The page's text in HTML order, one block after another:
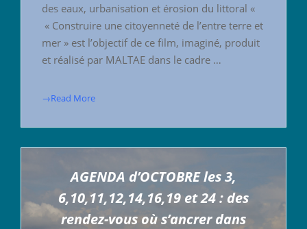
des eaux, urbanisation et érosion du littoral «
« Construire une citoyenneté de l’entre terre et
mer » est l’objectif de ce film, imaginé, produit
et réalisé par MALTAE dans le cadre …
→Read More
AGENDA d’OCTOBRE les 3,
6,10,11,12,14,16,19 et 24 : des
rendez-vous où s’ancrer dans